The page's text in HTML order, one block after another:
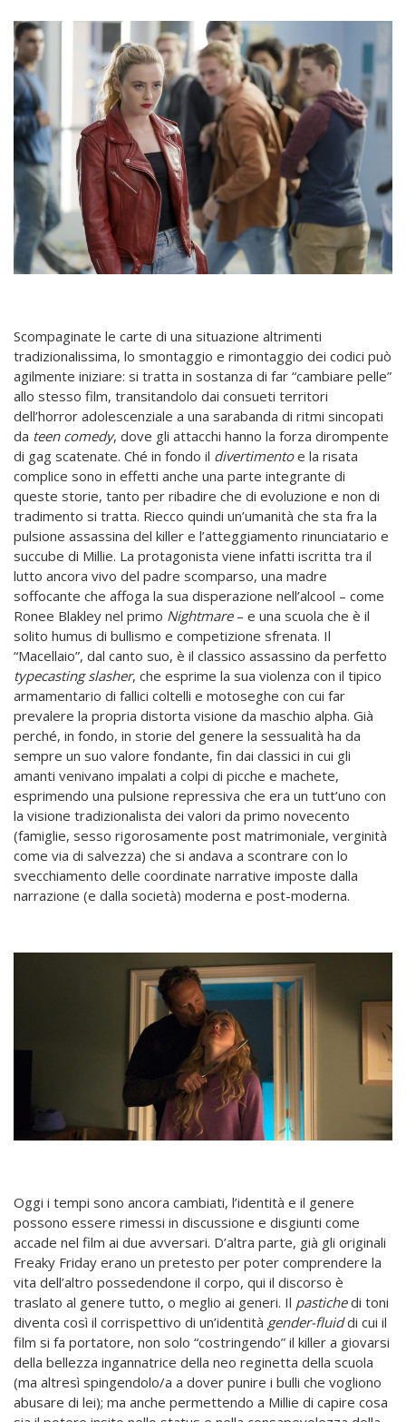
Scompaginate le carte di una situazione altrimenti
tradizionalissima, lo smontaggio e rimontaggio dei codici può
agilmente iniziare: si tratta in sostanza di far “cambiare pelle”
allo stesso film, transitandolo dai consueti territori
dell’horror adolescenziale a una sarabanda di ritmi sincopati
da teen comedy, dove gli attacchi hanno la forza dirompente
di gag scatenate. Ché in fondo il divertimentoe la risata
complice sono in effetti anche una parte integrante di
queste storie, tanto per ribadire che di evoluzione e non di
tradimento si tratta. Riecco quindi un’umanità che sta fra la
pulsione assassina del killer e l’atteggiamento rinunciatario e
succube di Millie. La protagonista viene infatti iscritta tra il
lutto ancora vivo del padre scomparso, una madre
soffocante che affoga la sua disperazione nell’alcool – come
Ronee Blakley nel primo Nightmare– e una scuola che è il
solito humus di bullismo e competizione sfrenata. Il
“Macellaio”, dal canto suo, è il classico assassino da perfetto
typecasting slasher, che esprime la sua violenza con il tipico
armamentario di fallici coltelli e motoseghe con cui far
prevalere la propria distorta visione da maschio alpha. Già
perché, in fondo, in storie del genere la sessualità ha da
sempre un suo valore fondante, fin dai classici in cui gli
amanti venivano impalati a colpi di picche e machete,
esprimendo una pulsione repressiva che era un tutt’uno con
la visione tradizionalista dei valori da primo novecento
(famiglie, sesso rigorosamente post matrimoniale, verginità
come via di salvezza) che si andava a scontrare con lo
svecchiamento delle coordinate narrative imposte dalla
narrazione (e dalla società) moderna e post-moderna.
Oggi i tempi sono ancora cambiati, l’identità e il genere
possono essere rimessi in discussione e disgiunti come
accade nel film ai due avversari. D’altra parte, già gli originali
Freaky Friday erano un pretesto per poter comprendere la
vita dell’altro possedendone il corpo, qui il discorso è
traslato al genere tutto, o meglio ai generi. Il pastichedi toni
diventa così il corrispettivo di un’identità gender-fluiddi cui il
film si fa portatore, non solo “costringendo” il killer a giovarsi
della bellezza ingannatrice della neo reginetta della scuola
(ma altresì spingendolo/a a dover punire i bulli che vogliono
abusare di lei); ma anche permettendo a Millie di capire cosa